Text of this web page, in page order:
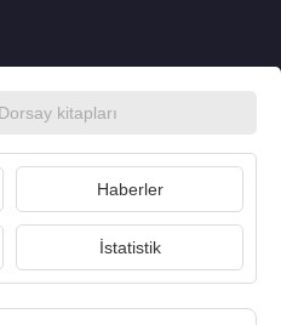
kitapları
Haberler
İstatistik